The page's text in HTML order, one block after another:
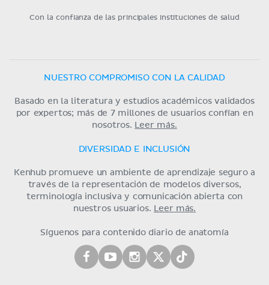
Con la confianza de las principales instituciones de salud
NUESTRO COMPROMISO CON LA CALIDAD
Basado en la literatura y estudios académicos validados
por expertos; más de 7 millones de usuarios confían en
nosotros.
Leer más.
DIVERSIDAD E INCLUSIÓN
Kenhub promueve un ambiente de aprendizaje seguro a
través de la representación de modelos diversos,
terminología inclusiva y comunicación abierta con
nuestros usuarios.
Leer más.
Síguenos para contenido diario de anatomía